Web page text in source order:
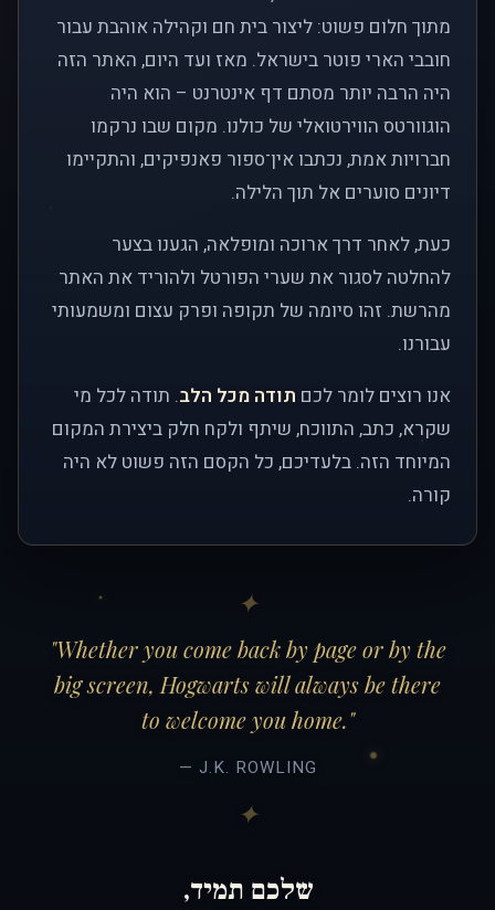
מתוך חלום פשוט: ליצור בית חם וקהילה אוהבת עבור
חובבי הארי פוטר בישראל. מאז ועד היום, האתר הזה
היה הרבה יותר מסתם דף אינטרנט – הוא היה
הוגוורטס הווירטואלי של כולנו. מקום שבו נרקמו
חברויות אמת, נכתבו אין־ספור פאנפיקים, והתקיימו
דיונים סוערים אל תוך הלילה.
כעת, לאחר דרך ארוכה ומופלאה, הגענו בצער
להחלטה לסגור את שערי הפורטל ולהוריד את האתר
מהרשת. זהו סיומה של תקופה ופרק עצום ומשמעותי
עבורנו.
אנו רוצים לומר לכם תודה מכל הלב. תודה לכל מי
שקרא, כתב, התווכח, שיתף ולקח חלק ביצירת המקום
המיוחד הזה. בלעדיכם, כל הקסם הזה פשוט לא היה
קורה.
"Whether you come back by page or by the
big screen, Hogwarts will always be there
to welcome you home."
— J.K. ROWLING
שלכם תמיד,